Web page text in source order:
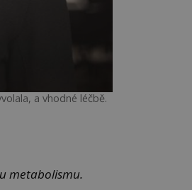
a vhodné léčbě.
metabolismu.